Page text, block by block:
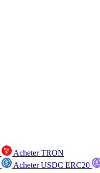
Acheter TRON
Acheter USDC ERC20